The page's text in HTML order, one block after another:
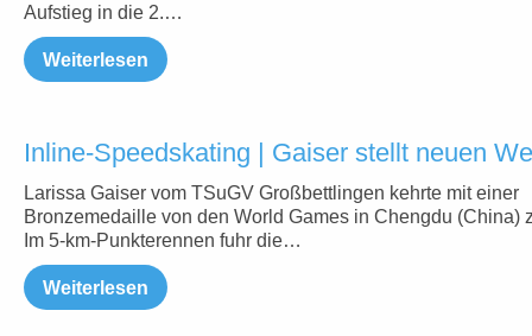
Aufstieg in die 2.…
Weiterlesen
Inline-Speedskating | Gaiser stellt neuen
Larissa Gaiser vom TSuGV Großbettlingen kehrte mit einer
Bronzemedaille von den World Games in Chengdu (China)
Im 5-km-Punkterennen fuhr die…
Weiterlesen